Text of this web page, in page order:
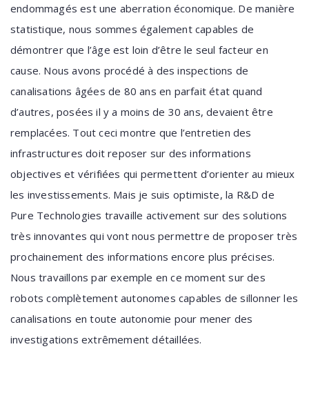
endommagés est une aberration économique. De manière
statistique, nous sommes également capables de
démontrer que l’âge est loin d’être le seul facteur en
cause. Nous avons procédé à des inspections de
canalisations âgées de 80 ans en parfait état quand
d’autres, posées il y a moins de 30 ans, devaient être
remplacées. Tout ceci montre que l’entretien des
infrastructures doit reposer sur des informations
objectives et vérifiées qui permettent d’orienter au mieux
les investissements. Mais je suis optimiste, la R&D de
Pure Technologies travaille activement sur des solutions
très innovantes qui vont nous permettre de proposer très
prochainement des informations encore plus précises.
Nous travaillons par exemple en ce moment sur des
robots complètement autonomes capables de sillonner les
canalisations en toute autonomie pour mener des
investigations extrêmement détaillées.